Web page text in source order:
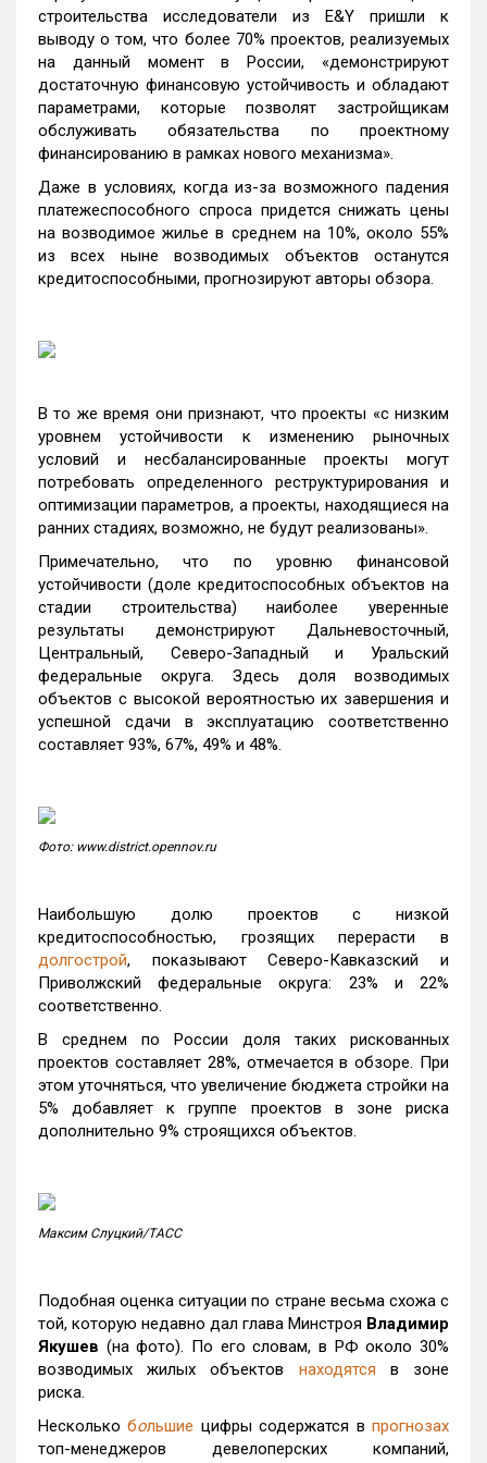
строительства исследователи из E&Y пришли к
выводу о том, что более 70% проектов, реализуемых
на данный момент в России, «демонстрируют
достаточную финансовую устойчивость и обладают
параметрами, которые позволят застройщикам
обслуживать обязательства по проектному
финансированию в рамках нового механизма».
Даже в условиях, когда из-за возможного падения
платежеспособного спроса придется снижать цены
на возводимое жилье в среднем на 10%, около 55%
из всех ныне возводимых объектов останутся
кредитоспособными, прогнозируют авторы обзора.
В то же время они признают, что проекты «с низким
уровнем устойчивости к изменению рыночных
условий и несбалансированные проекты могут
потребовать определенного реструктурирования и
оптимизации параметров, а проекты, находящиеся на
ранних стадиях, возможно, не будут реализованы».
Примечательно, что по уровню финансовой
устойчивости (доле кредитоспособных объектов на
стадии строительства) наиболее уверенные
результаты демонстрируют Дальневосточный,
Центральный, Северо-Западный и Уральский
федеральные округа. Здесь доля возводимых
объектов с высокой вероятностью их завершения и
успешной сдачи в эксплуатацию соответственно
составляет 93%, 67%, 49% и 48%.
Фото: www.district.opennov.ru
Наибольшую долю проектов с низкой
кредитоспособностью, грозящих перерасти в
долгострой, показывают Северо-Кавказский и
Приволжский федеральные округа: 23% и 22%
соответственно.
В среднем по России доля таких рискованных
проектов составляет 28%, отмечается в обзоре. При
этом уточняться, что увеличение бюджета стройки на
5% добавляет к группе проектов в зоне риска
дополнительно 9% строящихся объектов.
Максим Слуцкий/ТАСС
Подобная оценка ситуации по стране весьма схожа с
той, которую недавно дал глава Минстроя Владимир
Якушев (на фото). По его словам, в РФ около 30%
возводимых жилых объектов находятся в зоне
риска.
Несколькобольшие цифры содержатся впрогнозах
топ-менеджеров девелоперских компаний,